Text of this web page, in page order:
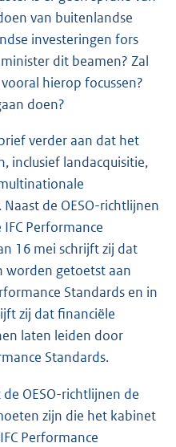
van buitenlandse
investeringen fors
dit beamen? Zal
hierop focussen?
doen?
verder aan dat het
inclusief landacquisitie,
de OESO-richtlijnen
Performance
16 mei schrijft zij dat
worden getoetst aan
Standards en in
zij dat financiële
laten leiden door
Standards.
OESO-richtlijnen de
zijn die het kabinet
Performance